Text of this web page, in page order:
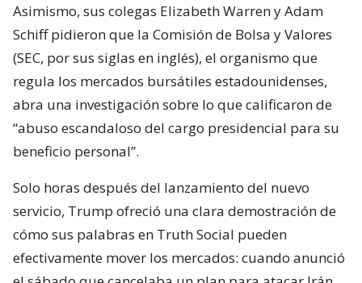
Asimismo, sus colegas Elizabeth Warren y Adam
Schiff pidieron que la Comisión de Bolsa y Valores
(SEC, por sus siglas en inglés), el organismo que
regula los mercados bursátiles estadounidenses,
abra una investigación sobre lo que calificaron de
“abuso escandaloso del cargo presidencial para su
beneficio personal”.
Solo horas después del lanzamiento del nuevo
servicio, Trump ofreció una clara demostración de
cómo sus palabras en Truth Social pueden
efectivamente mover los mercados: cuando anunció